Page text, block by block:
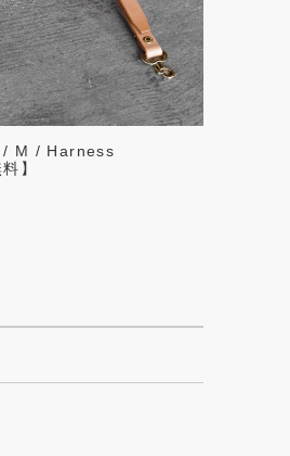
M / Harness
】